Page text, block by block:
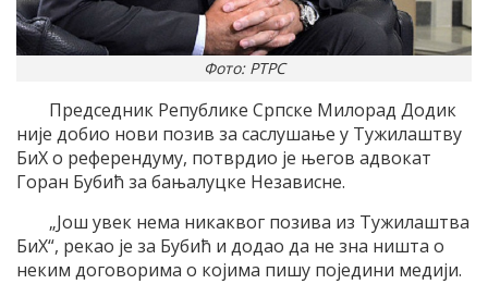
Фото: РТРС
Председник Републике Српске Mилорад Додик
ниjе добио нови позив за саслушање у Tужилаштву
БиХ о референдуму, потврдио jе његов адвокат
Горан Бубић за бањалуцке Независне.
„Jош увек нема никаквог позива из Tужилаштва
БиХ“, рекао jе за Бубић и додао да не зна ништа о
неким договорима о коjима пишу поjедини медиjи.